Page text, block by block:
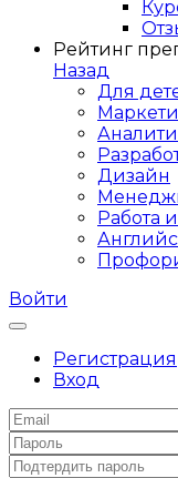
Рейтинг
Назад
Для
Дизайн
Работа
Войти
Регистрация
Вход